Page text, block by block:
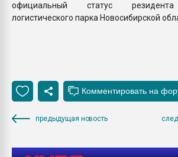
официальный статус
логистического парка Новосибирской
предыдущая новость